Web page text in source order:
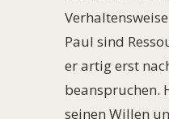
Paul sind
er artig erst
beanspruchen.
seinen Willen